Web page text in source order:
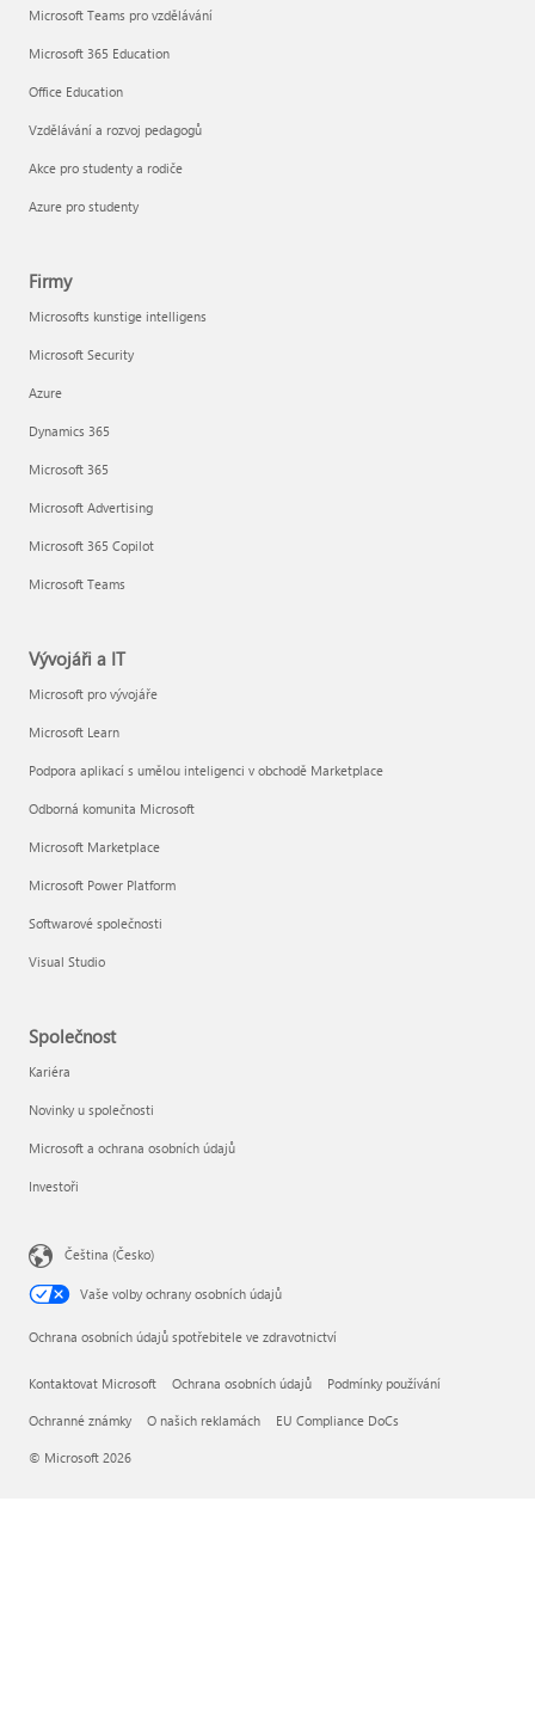
Microsoft Teams pro vzdělávání
Microsoft 365 Education
Office Education
Vzdělávání a rozvoj pedagogů
Akce pro studenty a rodiče
Azure pro studenty
Firmy
Microsofts kunstige intelligens
Microsoft Security
Azure
Dynamics 365
Microsoft 365
Microsoft Advertising
Microsoft 365 Copilot
Microsoft Teams
Vývojáři a IT
Microsoft pro vývojáře
Microsoft Learn
Podpora aplikací s umělou inteligenci v obchodě Marketplace
Odborná komunita Microsoft
Microsoft Marketplace
Microsoft Power Platform
Softwarové společnosti
Visual Studio
Společnost
Kariéra
Novinky u společnosti
Microsoft a ochrana osobních údajů
Investoři
Čeština (Česko)
Vaše volby ochrany osobních údajů
Ochrana osobních údajů spotřebitele ve zdravotnictví
Kontaktovat Microsoft Ochrana osobních údajů Podmínky používání
Ochranné známky O našich reklamách EU Compliance DoCs
© Microsoft 2026